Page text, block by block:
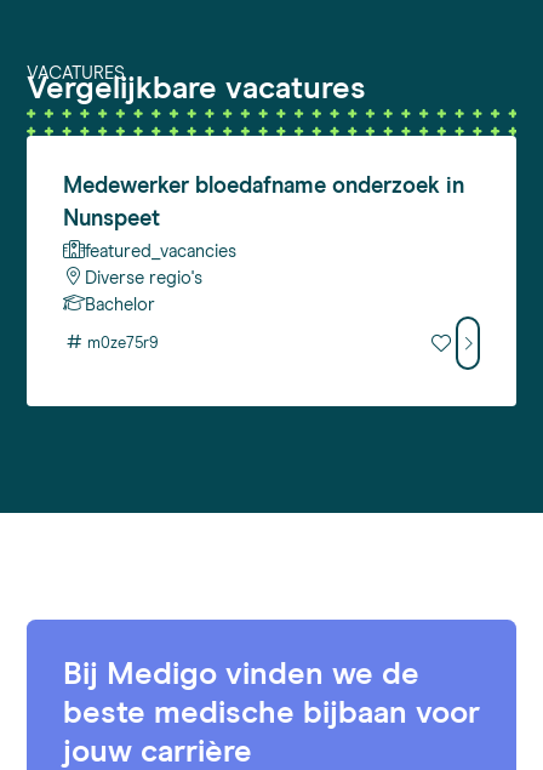
VACATURES
Vergelijkbare vacatures
Medewerkerbloedafname onderzoek in
Nunspeet
featured_vacancies
Diverse regio's
Bachelor
# m0ze75r9
Bij Medigo vinden we de
beste medische bijbaan voor
jouw carrière